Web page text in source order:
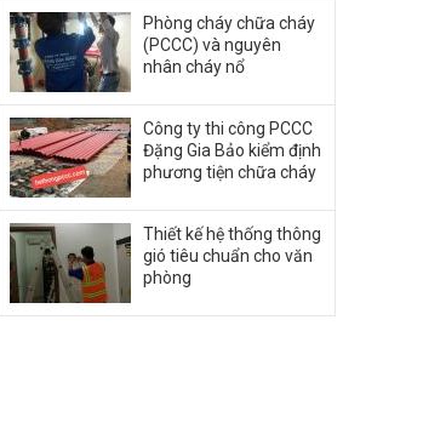
Phòng cháy chữa cháy
(PCCC) và nguyên
nhân cháy nổ
Công ty thi công PCCC
Đặng Gia Bảo kiểm định
phương tiện chữa cháy
Thiết kế hệ thống thông
gió tiêu chuẩn cho văn
phòng